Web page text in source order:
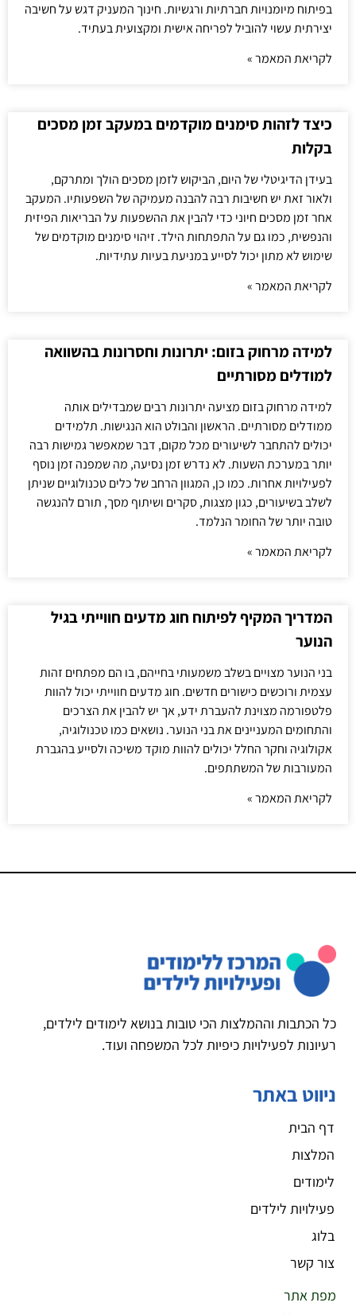
בפיתוח מיומנויות חברתיות ורגשיות. חינוך המעניק דגש על חשיבה
יצירתית עשוי להוביל לפריחה אישית ומקצועית בעתיד.
לקריאת המאמר »
כיצד לזהות סימנים מוקדמים במעקב זמן מסכים
בקלות
בעידן הדיגיטלי של היום, הביקוש לזמן מסכים הולך ומתרקם,
ולאור זאת יש חשיבות רבה להבנה מעמיקה של השפעותיו. המעקב
אחר זמן מסכים חיוני כדי להבין את ההשפעות על הבריאות הפיזית
והנפשית, כמו גם על התפתחות הילד. זיהוי סימנים מוקדמים של
שימוש לא מתון יכול לסייע במניעת בעיות עתידיות.
לקריאת המאמר »
למידה מרחוק בזום: יתרונות וחסרונות בהשוואה
למודלים מסורתיים
למידה מרחוק בזום מציעה יתרונות רבים שמבדילים אותה
ממודלים מסורתיים. הראשון והבולט הוא הנגישות. תלמידים
יכולים להתחבר לשיעורים מכל מקום, דבר שמאפשר גמישות רבה
יותר במערכת השעות. לא נדרש זמן נסיעה, מה שמפנה זמן נוסף
לפעילויות אחרות. כמו כן, המגוון הרחב של כלים טכנולוגיים שניתן
לשלב בשיעורים, כגון מצגות, סקרים ושיתוף מסך, תורם להנגשה
טובה יותר של החומר הנלמד.
לקריאת המאמר »
המדריך המקיף לפיתוח חוג מדעים חווייתי בגיל
הנוער
בני הנוער מצויים בשלב משמעותי בחייהם, בו הם מפתחים זהות
עצמית ורוכשים כישורים חדשים. חוג מדעים חווייתי יכול להוות
פלטפורמה מצוינת להעברת ידע, אך יש להבין את הצרכים
והתחומים המעניינים את בני הנוער. נושאים כמו טכנולוגיה,
אקולוגיה וחקר החלל יכולים להוות מוקד משיכה ולסייע בהגברת
המעורבות של המשתתפים.
לקריאת המאמר »
כל הכתבות וההמלצות הכי טובות בנושא לימודים לילדים,
רעיונות לפעילויות כיפיות לכל המשפחה ועוד.
ניווט באתר
דף הבית
המלצות
לימודים
פעילויות לילדים
בלוג
צור קשר
מפת אתר